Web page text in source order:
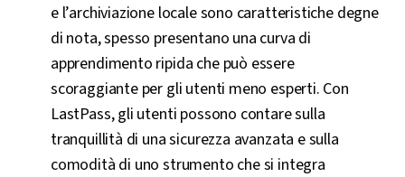
e l’archiviazione locale sono caratteristiche degne
di nota, spesso presentano una curva di
apprendimento ripida che può essere
scoraggiante per gli utenti meno esperti. Con
LastPass, gli utenti possono contare sulla
tranquillità di una sicurezza avanzata e sulla
comodità di uno strumento che si integra